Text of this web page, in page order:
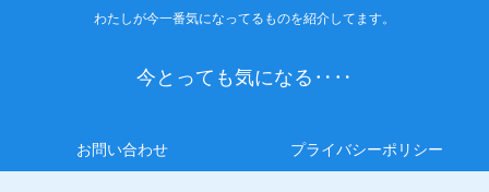
わたしが今一番気になってるものを紹介してます。
今とっても気になる‥‥
お問い合わせ プライバシーポリシー